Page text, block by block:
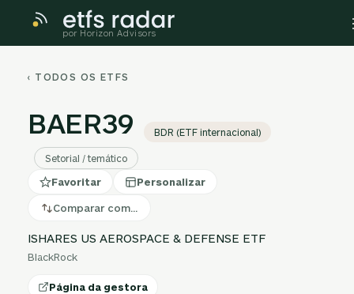
por Horizon Advisors
‹ TODOS OS ETFS
BAER39 BDR (ETF internacional)
Setorial / temático
Favoritar Personalizar
Comparar com…
ISHARES US AEROSPACE & DEFENSE ETF
BlackRock
Página da gestora